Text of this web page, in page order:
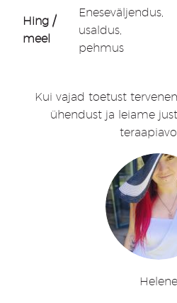
Hing /
meel
Eneseväljendus,
usaldus,
pehmus
Kui vajad toetust
ühendust ja leiame
Helene